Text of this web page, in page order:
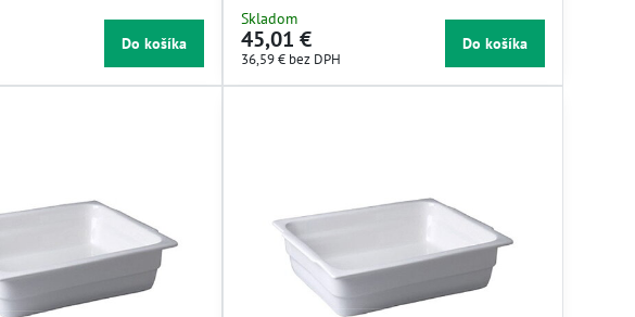
Do košíka
Skladom
45,01 €
36,59 € bez DPH
Do košíka